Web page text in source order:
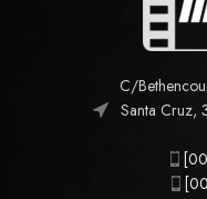
C/
Santa Cruz,